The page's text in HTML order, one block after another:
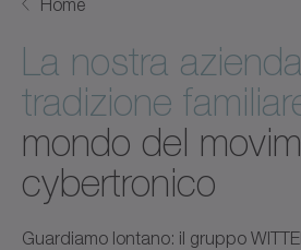
La nostra
tradizione
mondo del
cybertronico
Guardiamo lontano: il gruppo